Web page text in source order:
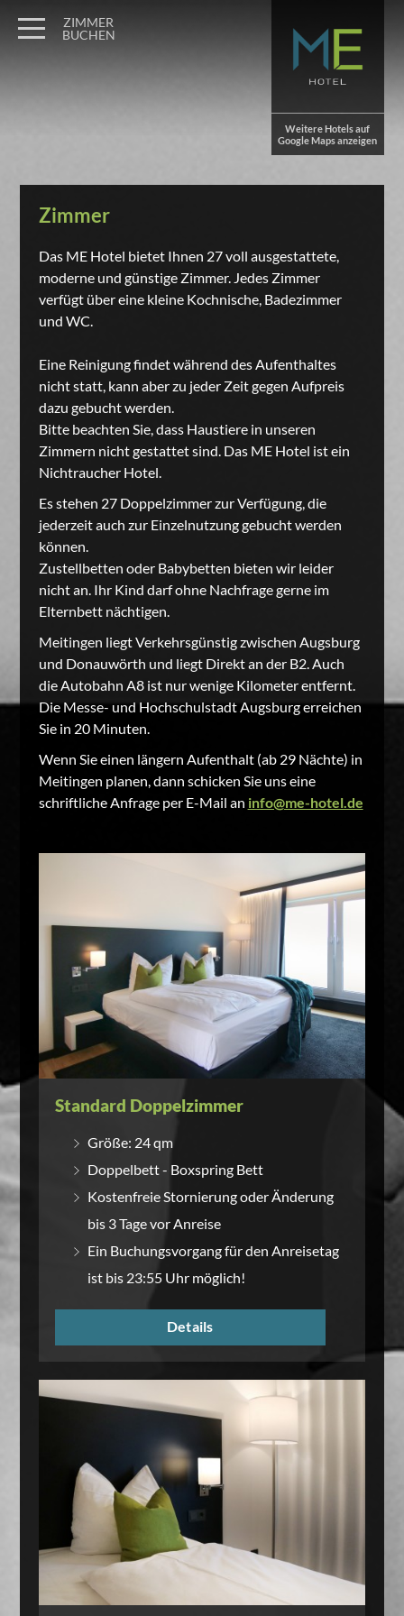
Weitere Hotels auf
Google Maps anzeigen
ZIMMER
BUCHEN
Zimmer
Das ME Hotel bietet Ihnen 27 voll ausgestattete,
moderne und günstige Zimmer. Jedes Zimmer
verfügt über eine kleine Kochnische, Badezimmer
und WC.
Eine Reinigung findet während des Aufenthaltes
nicht statt, kann aber zu jeder Zeit gegen Aufpreis
dazu gebucht werden.
Bitte beachten Sie, dass Haustiere in unseren
Zimmern nicht gestattet sind. Das ME Hotel ist ein
Nichtraucher Hotel.
Es stehen 27 Doppelzimmer zur Verfügung, die
jederzeit auch zur Einzelnutzung gebucht werden
können.
Zustellbetten oder Babybetten bieten wir leider
nicht an. Ihr Kind darf ohne Nachfrage gerne im
Elternbett nächtigen.
Meitingen liegt Verkehrsgünstig zwischen Augsburg
und Donauwörth und liegt Direkt an der B2. Auch
die Autobahn A8 ist nur wenige Kilometer entfernt.
Die Messe- und Hochschulstadt Augsburg erreichen
Sie in 20 Minuten.
Wenn Sie einen längern Aufenthalt (ab 29 Nächte) in
Meitingen planen, dann schicken Sie uns eine
schriftliche Anfrage per E-Mail an info@me-hotel.de
Standard Doppelzimmer
Größe: 24 qm
Doppelbett - Boxspring Bett
Kostenfreie Stornierung oder Änderung
bis 3 Tage vor Anreise
Ein Buchungsvorgang für den Anreisetag
ist bis 23:55 Uhr möglich!
Details